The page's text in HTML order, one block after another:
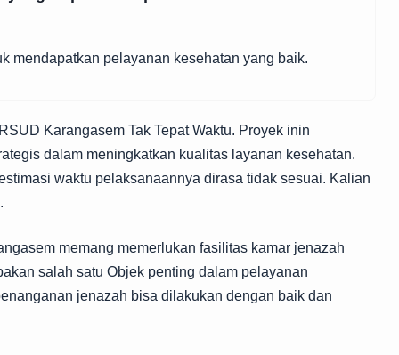
mendapatkan pelayanan kesehatan yang baik.
Karangasem Tak Tepat Waktu. Proyek inin
dalam meningkatkan kualitas layanan kesehatan.
waktu pelaksanaannya dirasa tidak sesuai. Kalian
memang memerlukan fasilitas kamar jenazah
salah satu Objek penting dalam pelayanan
jenazah bisa dilakukan dengan baik dan